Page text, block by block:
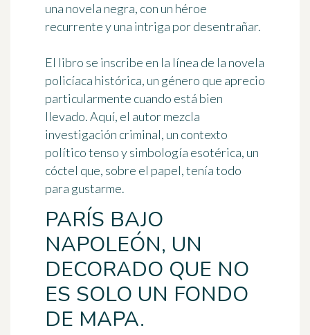
una novela negra, con un héroe
recurrente y una intriga por desentrañar.
El libro se inscribe en la línea de la novela
policíaca histórica, un género que aprecio
particularmente cuando está bien
llevado. Aquí, el autor mezcla
investigación criminal, un contexto
político tenso y simbología esotérica, un
cóctel que, sobre el papel, tenía todo
para gustarme.
PARÍS BAJO
NAPOLEÓN, UN
DECORADO QUE NO
ES SOLO UN FONDO
DE MAPA.